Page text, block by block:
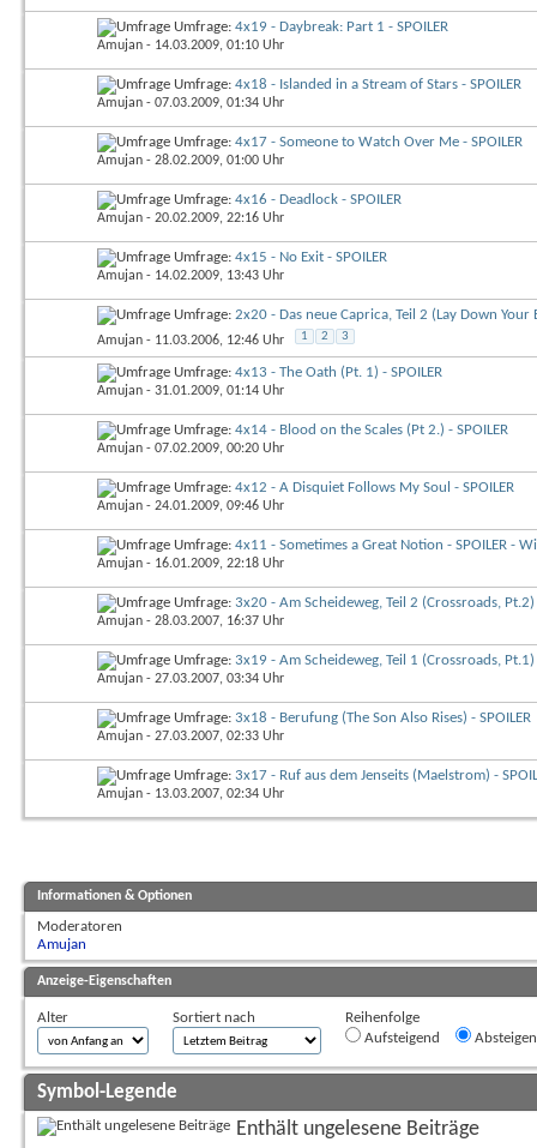
Umfrage: 4x19 - Daybreak: Part 1 - SPOILER
Amujan - 14.03.2009, 01:10 Uhr
Umfrage: 4x18 - Islanded in a Stream of Stars - SPOILER
Amujan - 07.03.2009, 01:34 Uhr
Umfrage: 4x17 - Someone to Watch Over Me - SPOILER
Amujan - 28.02.2009, 01:00 Uhr
Umfrage: 4x16 - Deadlock - SPOILER
Amujan - 20.02.2009, 22:16 Uhr
Umfrage: 4x15 - No Exit - SPOILER
Amujan - 14.02.2009, 13:43 Uhr
Umfrage: 2x20 - Das neue Caprica, Teil 2 (Lay Down Your
Amujan - 11.03.2006, 12:46 Uhr 1 2 3
Umfrage: 4x13 - The Oath (Pt. 1) - SPOILER
Amujan - 31.01.2009, 01:14 Uhr
Umfrage: 4x14 - Blood on the Scales (Pt 2.) - SPOILER
Amujan - 07.02.2009, 00:20 Uhr
Umfrage: 4x12 - A Disquiet Follows My Soul - SPOILER
Amujan - 24.01.2009, 09:46 Uhr
Umfrage: 4x11 - Sometimes a Great Notion - SPOILER -
Amujan - 16.01.2009, 22:18 Uhr
Umfrage: 3x20 - Am Scheideweg, Teil 2 (Crossroads, Pt.2)
Amujan - 28.03.2007, 16:37 Uhr
Umfrage: 3x19 - Am Scheideweg, Teil 1 (Crossroads, Pt.1)
Amujan - 27.03.2007, 03:34 Uhr
Umfrage: 3x18 - Berufung (The Son Also Rises) - SPOILER
Amujan - 27.03.2007, 02:33 Uhr
Umfrage: 3x17 - Ruf aus dem Jenseits (Maelstrom) -
Amujan - 13.03.2007, 02:34 Uhr
Informationen & Optionen
Moderatoren
Amujan
Anzeige-Eigenschaften
Alter Sortiert nach
Reihenfolge
Aufsteigend
Symbol-Legende
Enthält ungelesene Beiträge